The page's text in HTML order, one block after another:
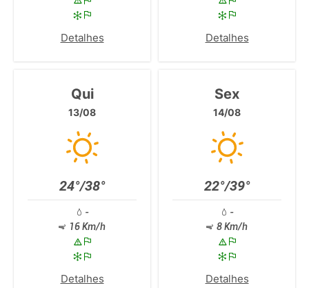
Detalhes Detalhes
Qui
13/08
24°/38°
-
16 Km/h
Detalhes
Sex
14/08
22°/39°
-
8 Km/h
Detalhes